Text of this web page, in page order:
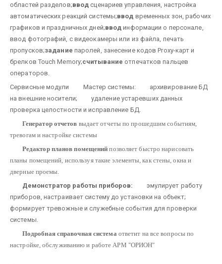
областей разделов;ввод сценариев управления, настройка
автоматических реакций системы;ввод временных зон, рабочих
графиков и праздничных дней;ввод информации о персонале,
ввод фотографий, с видеокамеры или из файла, печать
пропусков;задание паролей, занесение кодов Proxy-карт и
брелков Touch Memory;считывание отпечатков пальцев
операторов.
Сервисные модули
Мастер системы: архивирование БД
на внешние носители; удаление устаревших данных
проверка целостности и исправление БД.
Генератор отчетов выдает отчеты по прошедшим событиям,
тревогам и настройке системы
Редактор планов помещений позволяет быстро нарисовать
планы помещений, используя такие элементы, как стены, окна и
дверные проемы.
Демонстратор работы приборов: эмулирует работу
приборов, настраивает систему до установки на объект;
формирует тревожные и служебные события для проверки
системы.
Подробная справочная система ответит на все вопросы по
настройке, обслуживанию и работе АРМ "ОРИОН"